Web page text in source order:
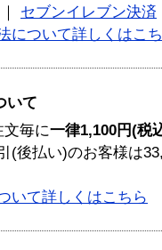
｜ セブンイレブン決済
について詳しくはこ
いて
文毎に一律1,100円(税
(後払い)のお客様は
いて詳しくはこちら